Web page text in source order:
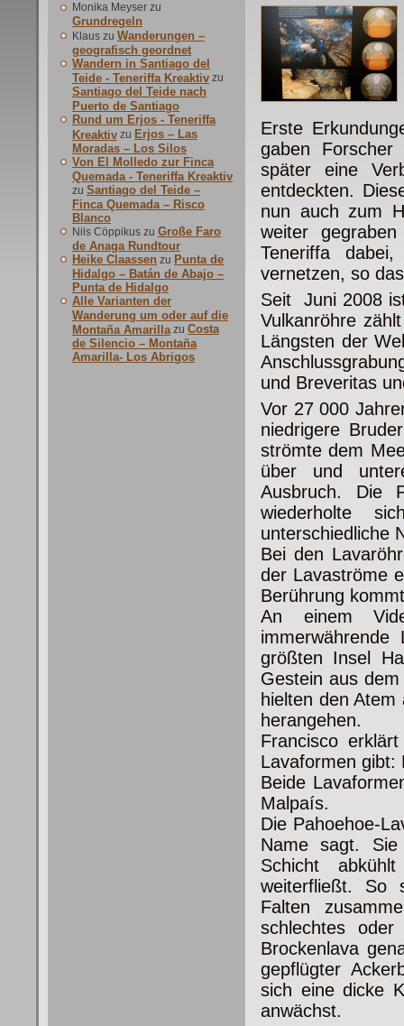
Monika Meyser zu
Grundregeln
Klaus zu Wanderungen –
geografisch geordnet
Wandern in Santiago del
Teide - Teneriffa Kreaktiv zu
Santiago del Teide nach
Puerto de Santiago
Rund um Erjos - Teneriffa
Kreaktiv zu Erjos – Las
Moradas – Los Silos
Von El Molledo zur Finca
Quemada - Teneriffa Kreaktiv
zu Santiago del Teide –
Finca Quemada – Risco
Blanco
Nils Cöppikus zu Große Faro
de Anaga Rundtour
Heike Claassen zu Punta de
Hidalgo – Batán de Abajo –
Punta de Hidalgo
Alle Varianten der
Wanderung um oder auf die
Montaña Amarilla zu Costa
de Silencio – Montaña
Amarilla- Los Abrigos
Erste
gaben
später eine
entdeckten.
nun auch zum
weiter
Teneriffa
vernetzen, so
Seit Juni 2008
Vulkanröhre
Längsten der
und Breveritas
Vor 27 000
niedrigere
strömte dem
über und
Ausbruch. Die
wiederholte
unterschiedliche
Bei den
der Lavaströme
Berührung
An einem
größten Insel
Gestein aus
hielten den
herangehen.
Francisco
Lavaformen gibt:
Beide
Malpaís.
Die Pahoehoe-
Name sagt.
Schicht
weiterfließt. So
Falten
schlechtes
Brockenlava
gepflügter
sich eine dicke
anwächst.